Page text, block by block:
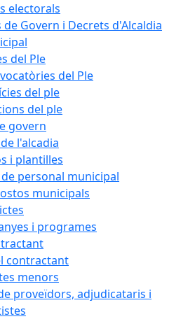
electorals
de Govern i Decrets d'Alcaldia
del Ple
del Ple
del ple
del ple
govern
l'alcadia
i plantilles
personal municipal
municipals
i programes
contractant
menors
proveïdors, adjudicataris i